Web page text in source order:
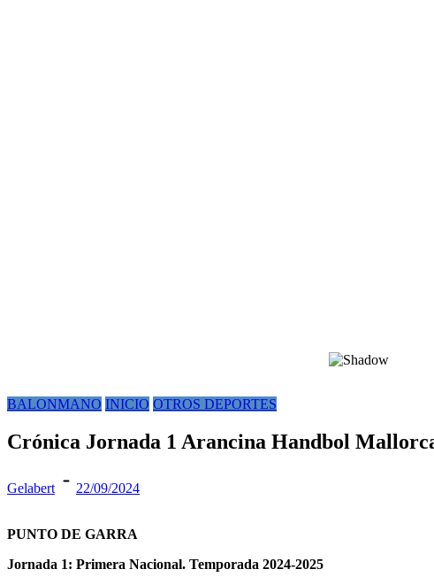
BALONMANO INICIO OTROS DEPORTES
Crónica Jornada 1 Arancina Handbol
Gelabert 22/09/2024
PUNTO DE GARRA
Jornada 1: Primera Nacional. Temporada 2024-2025